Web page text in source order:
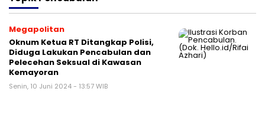
Megapolitan
Oknum Ketua RT Ditangkap Polisi,
Diduga Lakukan Pencabulan dan
Pelecehan Seksual di Kawasan
Kemayoran
Senin, 10 Juni 2024 - 13:57 WIB